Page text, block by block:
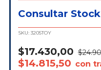
Consultar Stock
SKU: 3205TOY
$17.430,00
$14.815,50 con